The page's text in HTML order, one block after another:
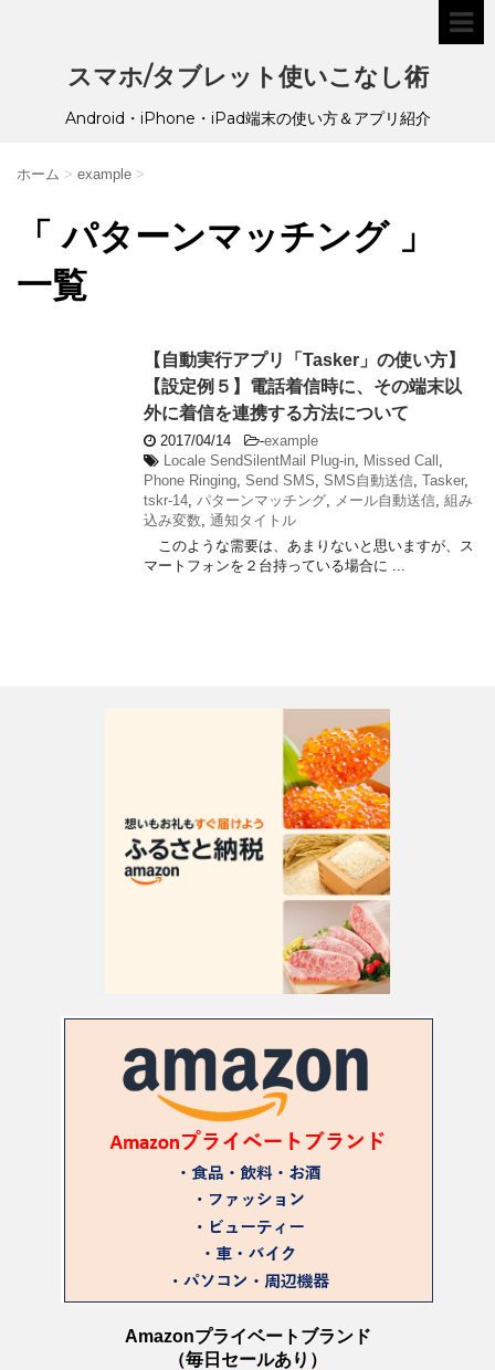
スマホ/タブレット使いこなし術
Android・iPhone・iPad端末の使い方＆アプリ紹介
ホーム > example >
「 パターンマッチング 」
一覧
【自動実行アプリ「Tasker」の使い方】
【設定例５】電話着信時に、その端末以
外に着信を連携する方法について
2017/04/14 -example
Locale SendSilentMail Plug-in
Missed Call
Phone Ringing Send SMS SMS自動送信 Tasker,
tskr-14 パターンマッチング メール自動送信 組み
込み変数 通知タイトル
このような需要は、あまりないと思いますが、ス
マートフォンを２台持っている場合に ...
Amazonプライベートブランド
（毎日セールあり）